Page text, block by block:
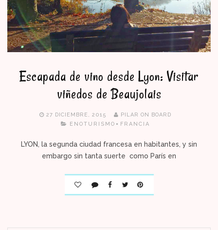
Escapada de vino desde Lyon: Visitar
viñedos de Beaujolais
27 DICIEMBRE, 2015
PILAR ON BOARD
ENOTURISMO
FRANCIA
LYON, la segunda ciudad francesa en habitantes, y sin
embargo sin tanta suerte como París en